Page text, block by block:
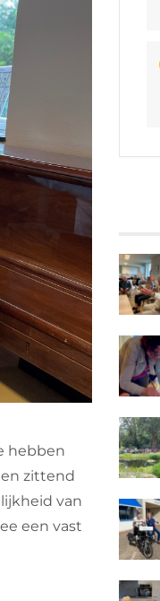
hebben
zittend
van
een vast